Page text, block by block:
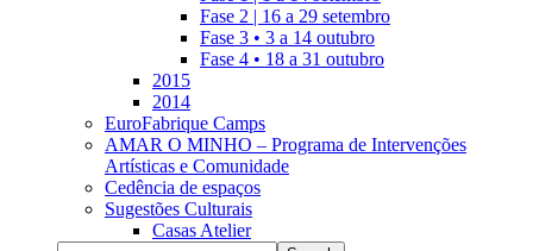
Fase 2 | 16 a 29 setembro
Fase 3 • 3 a 14 outubro
Fase 4 • 18 a 31 outubro
2015
2014
EuroFabrique Camps
AMAR O MINHO – Programa de Intervenções
Artísticas e Comunidade
Cedência de espaços
Sugestões Culturais
Casas Atelier